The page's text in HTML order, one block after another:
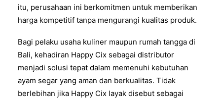
itu, perusahaan ini berkomitmen untuk memberikan
harga kompetitif tanpa mengurangi kualitas produk.
Bagi pelaku usaha kuliner maupun rumah tangga di
Bali, kehadiran Happy Cix sebagai distributor
menjadi solusi tepat dalam memenuhi kebutuhan
ayam segar yang aman dan berkualitas. Tidak
berlebihan jika Happy Cix layak disebut sebagai